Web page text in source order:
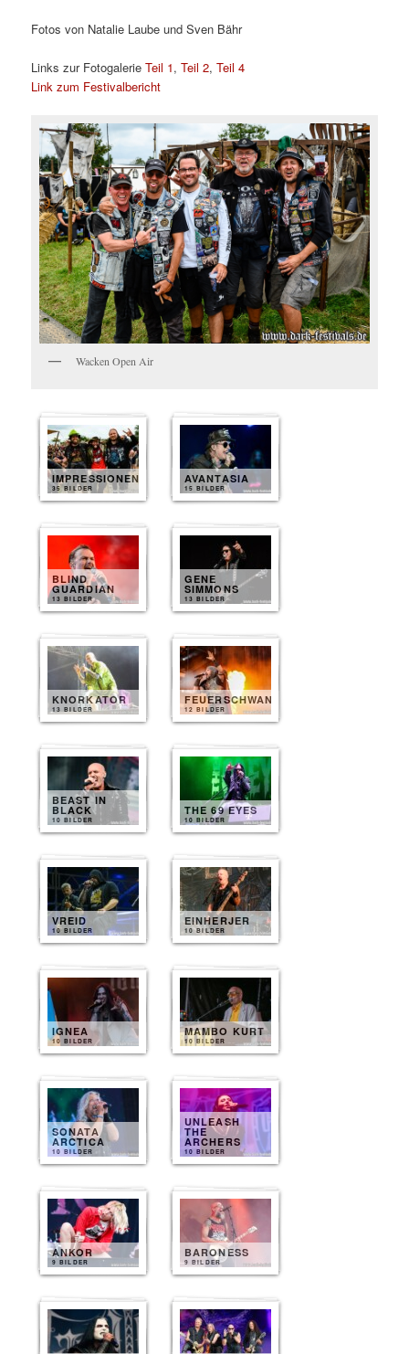
Fotos von Natalie Laube und Sven Bähr
Links zur FotogalerieTeil 1,Teil 2,Teil 4
Link zum Festivalbericht
Wacken Open Air
IMPRESSIONEN
35 BILDER
AVANTASIA
15 BILDER
BLIND
GUARDIAN
13 BILDER
GENE
SIMMONS
13 BILDER
KNORKATOR
13 BILDER
FEUERSCHWANZ
12 BILDER
BEAST IN
BLACK
10 BILDER
THE 69 EYES
10 BILDER
VREID
10 BILDER
EINHERJER
10 BILDER
IGNEA
10 BILDER
MAMBO KURT
10 BILDER
SONATA
ARCTICA
10 BILDER
UNLEASH
THE
ARCHERS
10 BILDER
ANKOR
9 BILDER
BARONESS
9 BILDER